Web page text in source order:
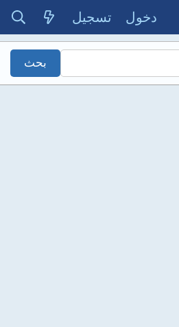
دخول تسجيل